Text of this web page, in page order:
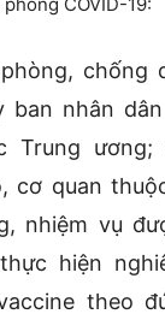
chống
ban nhân
Trung ương;
cơ quan
nhiệm vụ
hiện
theo